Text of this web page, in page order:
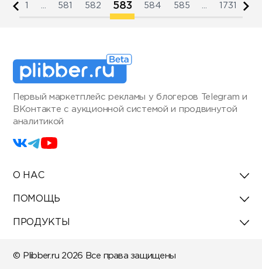
581 582 583 584 585 1731
Первый маркетплейс рекламы у блогеров Telegram и
ВКонтакте с аукционной системой и продвинутой
аналитикой
О НАС
ПОМОЩЬ
ПРОДУКТЫ
© Plibber.ru 2026 Все права защищены